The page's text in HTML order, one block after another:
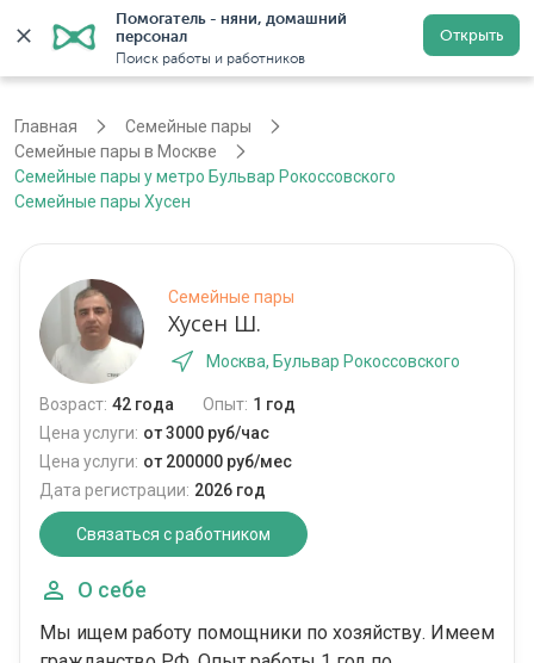
Помогатель - няни, домашний
персонал
Поиск работы и работников
Открыть
Регистрация
Главная
Семейные пары
Семейные пары в Москве
Семейные пары у метро Бульвар Рокоссовского
Семейные пары Хусен
Семейные пары
Хусен Ш.
Москва, Бульвар Рокоссовского
Возраст: 42 года Опыт: 1 год
Цена услуги: от 3000 руб/час
Цена услуги: от 200000 руб/мес
Дата регистрации: 2026 год
Связаться с работником
О себе
Мы ищем работу помощники по хозяйству. Имеем